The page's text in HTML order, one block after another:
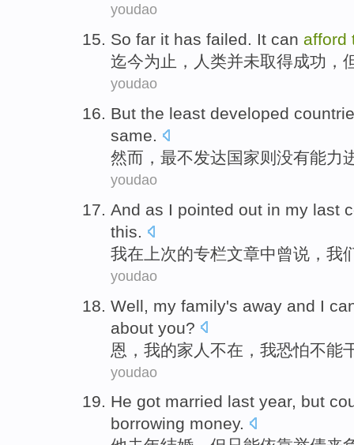
youdao
So far it has failed. It can afford
迄今为止，人类并未取得成功，
youdao
But the least developed
same.
然而 ， 最不发达国家则 没有能力
youdao
And as I pointed out in my last
this.
我在 上次的专栏文章中曾说， 我
youdao
Well my family's away and I
about you?
恩 ， 我的家人 不在 ， 我恐怕不能
youdao
He got married last year, but
borrowing money.